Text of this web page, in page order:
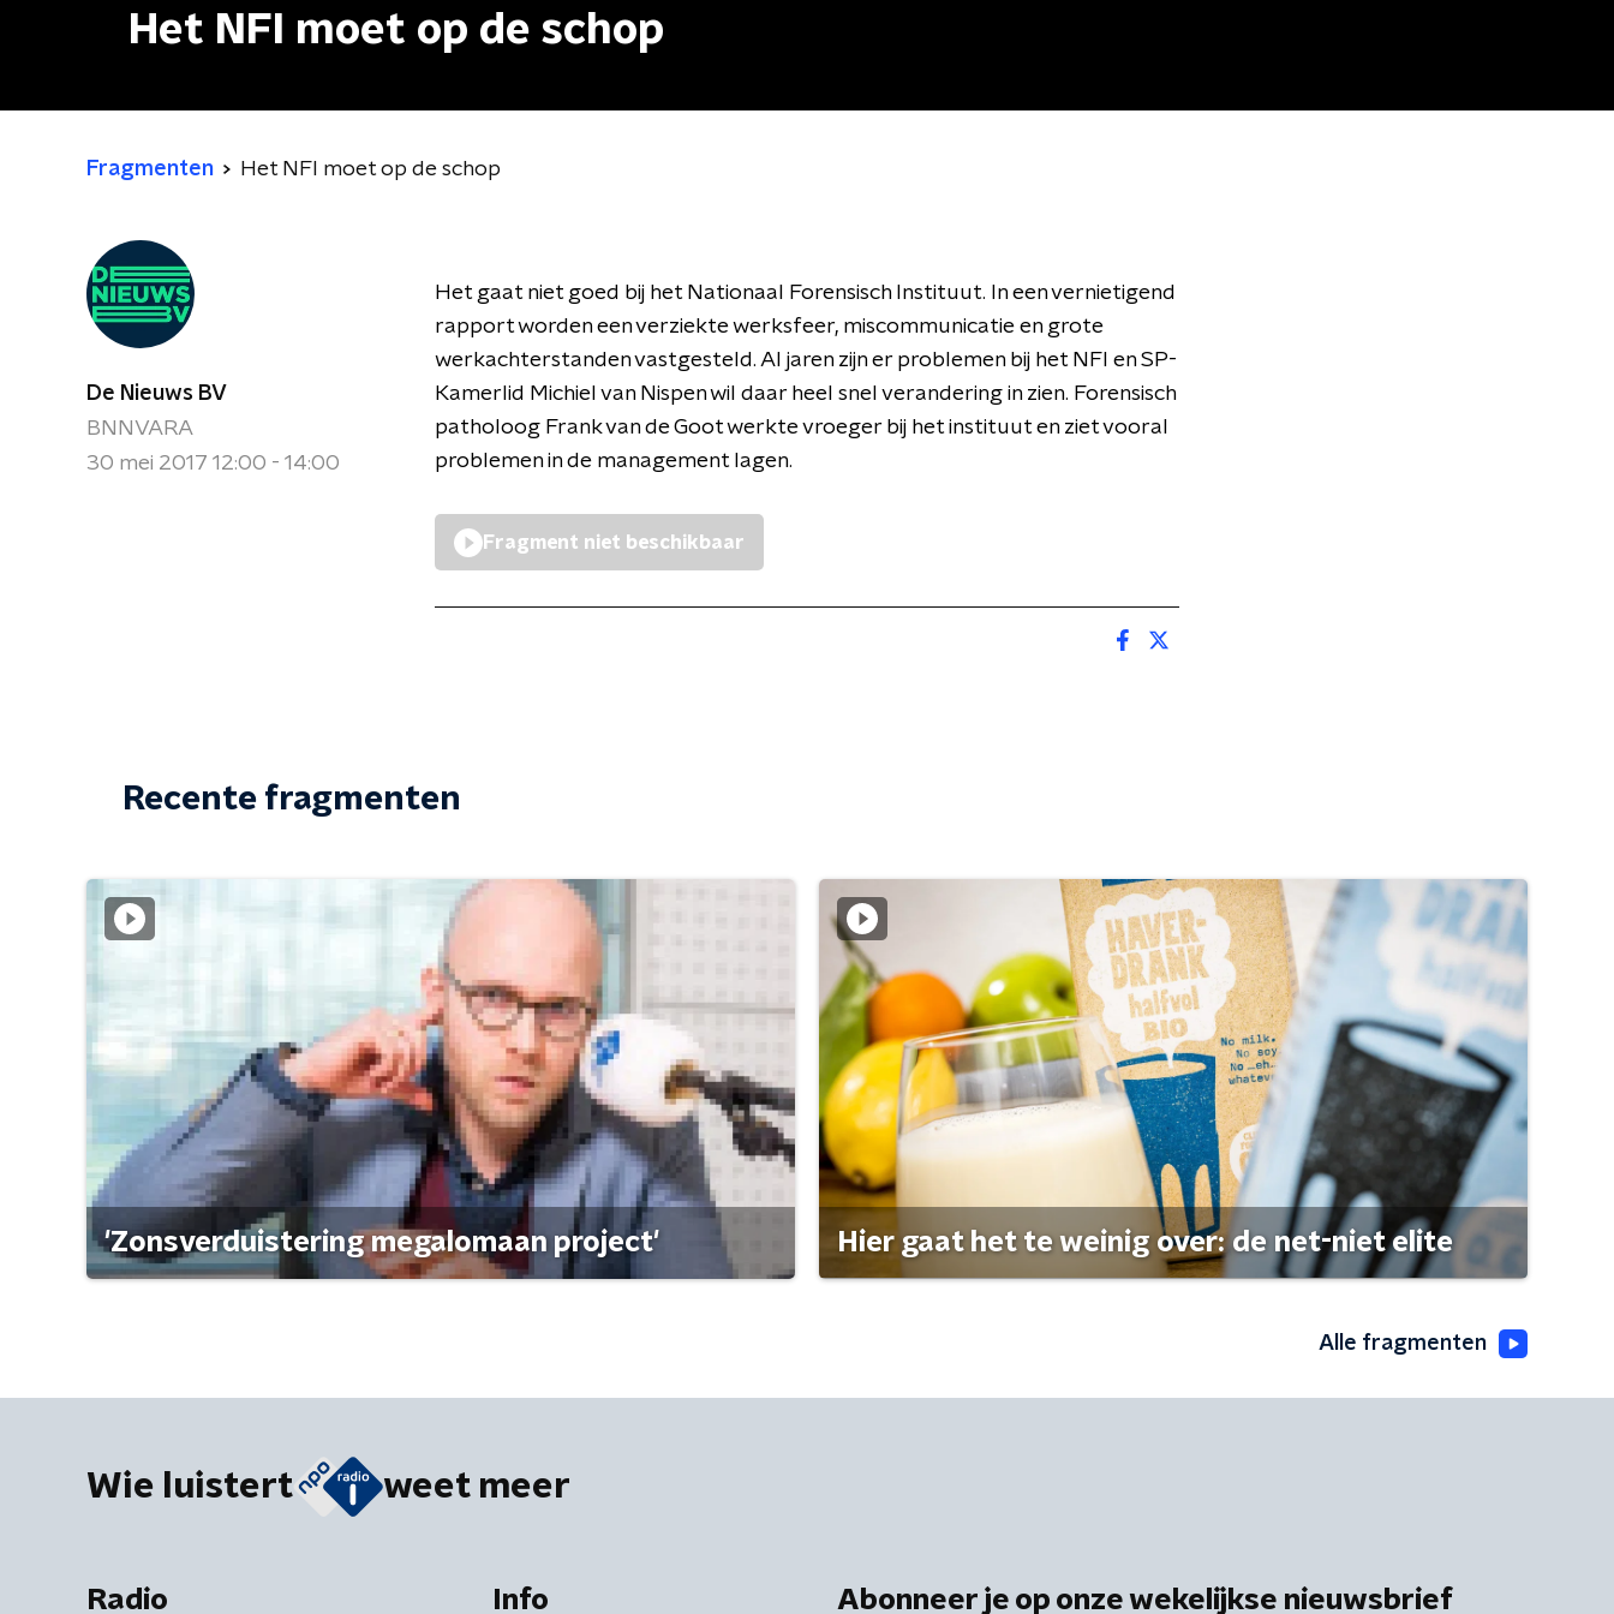
Het NFI moet op de schop
Fragmenten Het NFI moet op de schop
De Nieuws BV
BNNVARA
30 mei 2017 12:00 - 14:00
Het gaat niet goed bij het Nationaal Forensisch Instituut. In een vernietigend
rapport worden een verziekte werksfeer, miscommunicatie en grote
werkachterstanden vastgesteld. Al jaren zijn er problemen bij het NFI en SP-
Kamerlid Michiel van Nispen wil daar heel snel verandering in zien. Forensisch
patholoog Frank van de Goot werkte vroeger bij het instituut en ziet vooral
problemen in de management lagen.
Fragment niet beschikbaar
Recente fragmenten
'Zonsverduistering megalomaan project' Hier gaat het te weinig over: de net-niet elite
Alle fragmenten
Wie luistert weet meer
Radio Info Abonneer je op onze wekelijkse nieuwsbrief